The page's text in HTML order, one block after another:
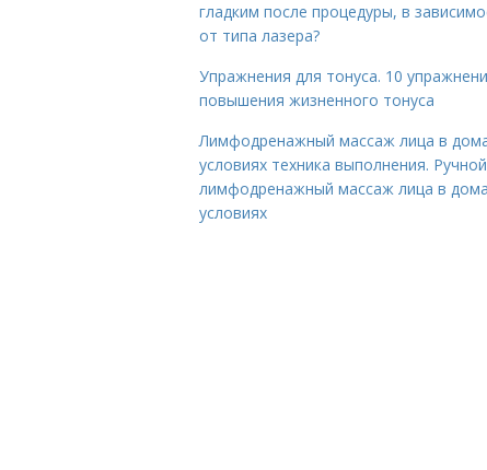
гладким после процедуры, в
от типа лазера?
Упражнения для тонуса. 10
повышения жизненного тонуса
Лимфодренажный массаж лица в
условиях техника выполнения. Ручной
лимфодренажный массаж лица в
условиях